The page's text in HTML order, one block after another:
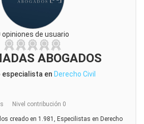
opiniones de usuario
ABOGADOS
especialista en Derecho Civil
Nivel contribución 0
creado en 1.981, Especilistas en Derecho